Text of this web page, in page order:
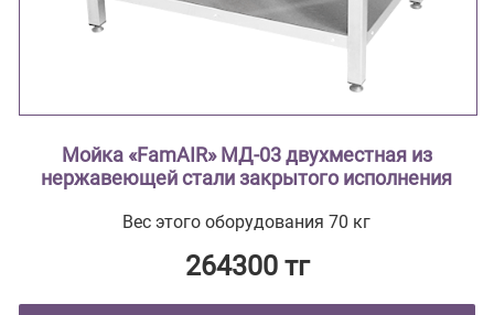
Мойка «FamAIR» МД-03 двухместная из
нержавеющей стали закрытого исполнения
Вес этого оборудования 70 кг
264300 тг